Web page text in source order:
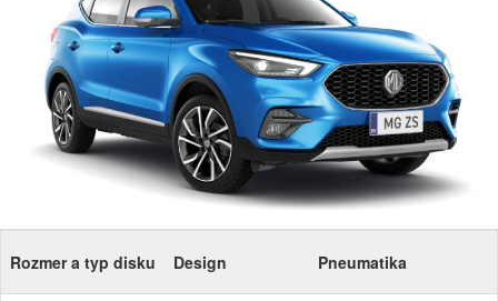
Rozmer a typ disku Design Pneumatika